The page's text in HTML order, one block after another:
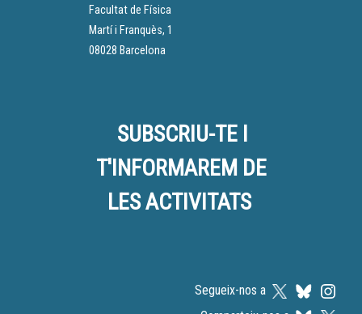
Facultat de Física
Martí i Franquès, 1
08028 Barcelona
SUBSCRIU-TE I
T'INFORMAREM DE
LES ACTIVITATS
Segueix-nos a